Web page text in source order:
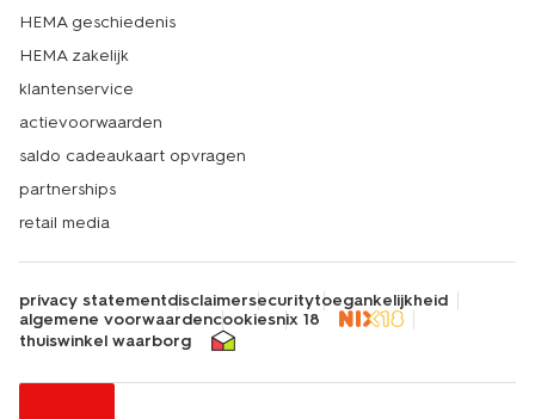
HEMA geschiedenis
HEMA zakelijk
klantenservice
actievoorwaarden
saldo cadeaukaart opvragen
partnerships
retail media
privacy statementdisclaimersecuritytoegankelijkheid
algemene voorwaardencookiesnix 18
thuiswinkel waarborg